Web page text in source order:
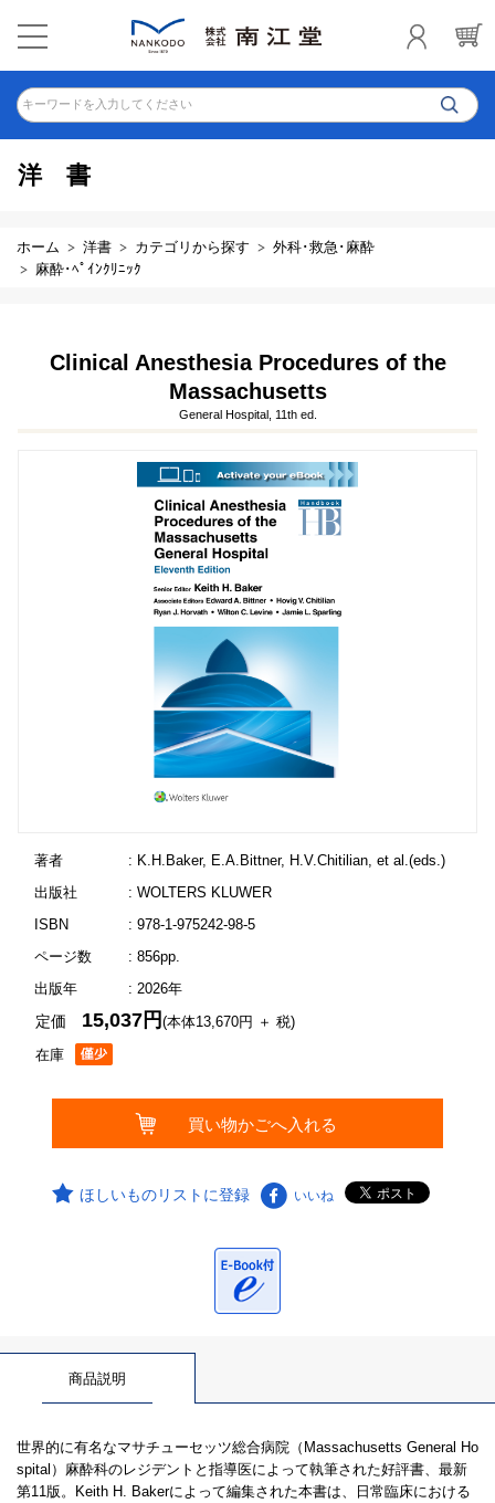
キーワードを入力してください
洋書
ホーム 洋書 カテゴリから探す
外科･救急･麻酔
麻酔･ﾍﾟｲﾝｸﾘﾆｯｸ
Clinical Anesthesia Procedures of the
Massachusetts
General Hospital, 11th ed.
著者
: K.H.Baker, E.A.Bittner, H.V.Chitilian, et al.(eds.)
出版社
: WOLTERS KLUWER
ISBN
: 978-1-975242-98-5
ページ数
: 856pp.
出版年
: 2026年
在庫
定価 15,037円(本体13,670円 ＋ 税)
ほしいものリストに登録 いいね
商品説明
世界的に有名なマサチューセッツ総合病院（Massachusetts General Ho
spital）麻酔科のレジデントと指導医によって執筆された好評書、最新
第11版。Keith H. Bakerによって編集された本書は、日常臨床における